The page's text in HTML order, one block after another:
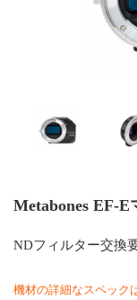
Metabones EF-
NDフィルター交換
機材の詳細なスペック